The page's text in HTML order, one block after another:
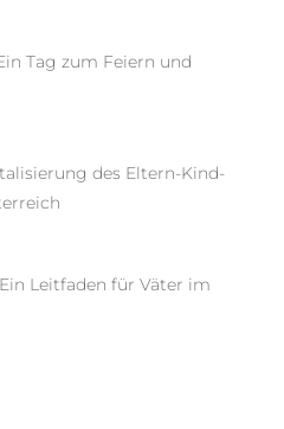
Tag zum Feiern und
des Eltern-Kind-
Leitfaden für Väter im